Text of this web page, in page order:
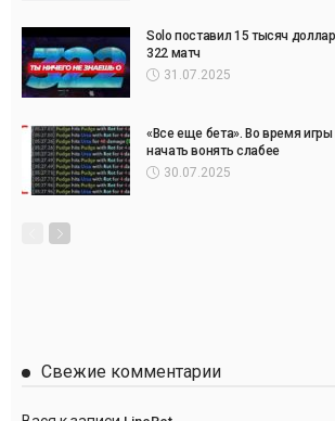
Solo поставил 15 тысяч
322 матч
31.07.2025
«Все еще бета». Во время
начать вонять слабее
30.07.2025
Свежие комментарии